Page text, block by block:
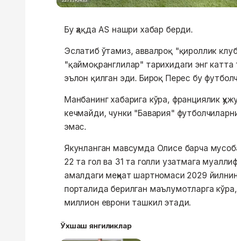
Бу ҳақда AS нашри хабар берди.
Эслатиб ўтамиз, аввалроқ "қироллик
"қаймоқранглилар" тарихидаги энг
эълон қилган эди. Бироқ Перес бу
Манбанинг хабарига кўра, франциялик
кечмайди, чунки "Бавария"
эмас.
Якунланган мавсумда Олисе барча
22 та гол ва 31 та голли узатмага
амалдаги меҳнат шартномаси 2029
порталида берилган маълумотларга
миллион еврони ташкил этади.
Ўхшаш янгиликлар